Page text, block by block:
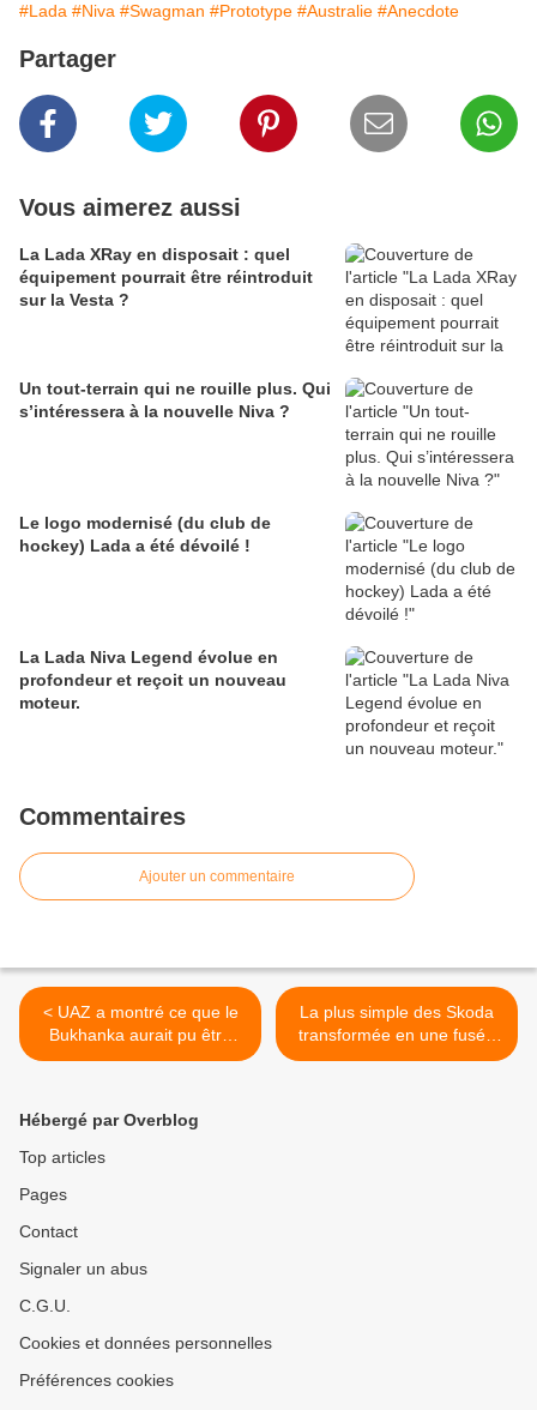
#Lada #Niva #Swagman #Prototype #Australie #Anecdote
Partager
Vous aimerez aussi
La Lada XRay en disposait : quel
équipement pourrait être réintroduit
sur la Vesta ?
Un tout-terrain qui ne rouille plus. Qui
s’intéressera à la nouvelle Niva ?
Le logo modernisé (du club de
hockey) Lada a été dévoilé !
La Lada Niva Legend évolue en
profondeur et reçoit un nouveau
moteur.
Commentaires
Ajouter un commentaire
< UAZ a montré ce que le
Bukhanka aurait pu être
dans les années 1990.
La plus simple des Skoda
transformée en une fusée
de tuning nostalgique. >
Hébergé par Overblog
Top articles
Pages
Contact
Signaler un abus
C.G.U.
Cookies et données personnelles
Préférences cookies